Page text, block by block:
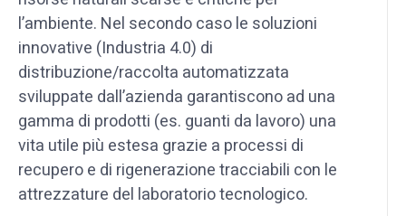
l’ambiente. Nel secondo caso le soluzioni
innovative (Industria 4.0) di
distribuzione/raccolta automatizzata
sviluppate dall’azienda garantiscono ad una
gamma di prodotti (es. guanti da lavoro) una
vita utile più estesa grazie a processi di
recupero e di rigenerazione tracciabili con le
attrezzature del laboratorio tecnologico.